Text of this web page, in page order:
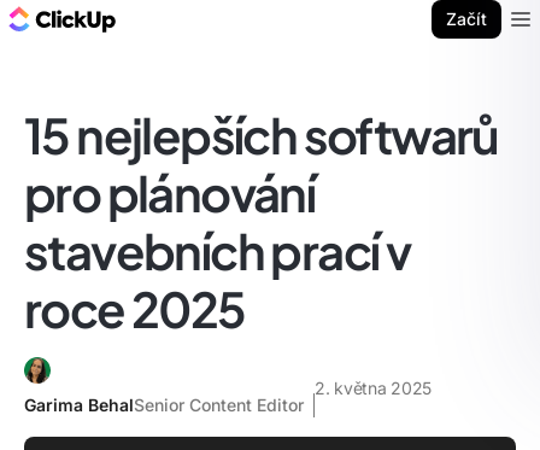
Začít
15 nejlepších softwarů
pro plánování
stavebních prací v
roce 2025
Garima BehalSenior Content Editor
2. května 2025